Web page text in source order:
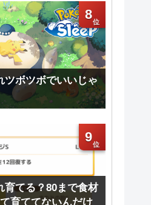
8
ツボツボでいいじゃ
9
育てる？80まで食材
育ててないんだけ